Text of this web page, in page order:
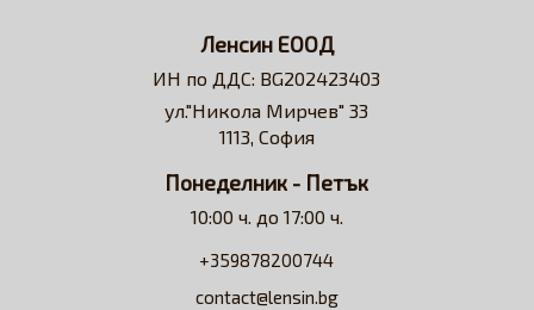
пазаруването в бързо, лесно, удобно и изгодно
решение за всеки потребител на контактни лещи.
Достъпни сме за професионални съвети и
съдействие относно избора на контактни лещи и
Ленсин ЕООД
ИН по ДДС: BG202423403
ул."Никола Мирчев" 33
1113, София
Понеделник - Петък
10:00 ч. до 17:00 ч.
+359878200744
contact@lensin.bg